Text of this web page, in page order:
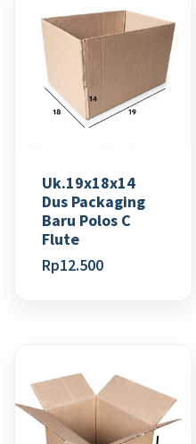
Uk.19x18x14
Dus Packaging
Baru Polos C
Flute
Rp12.500